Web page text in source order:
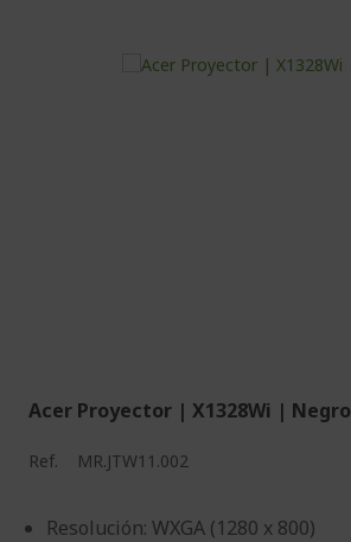
Acer Proyector | X1328Wi | Negro
Ref. MR.JTW11.002
Resolución: WXGA (1280 x 800)